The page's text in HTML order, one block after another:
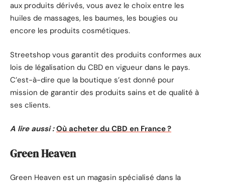
aux produits dérivés, vous avez le choix entre les
huiles de massages, les baumes, les bougies ou
encore les produits cosmétiques.
Streetshop vous garantit des produits conformes aux
lois de légalisation du CBD en vigueur dans le pays.
C’est-à-dire que la boutique s’est donné pour
mission de garantir des produits sains et de qualité à
ses clients.
A lire aussi : Où acheter du CBD en France ?
Green Heaven
Green Heaven est un magasin spécialisé dans la